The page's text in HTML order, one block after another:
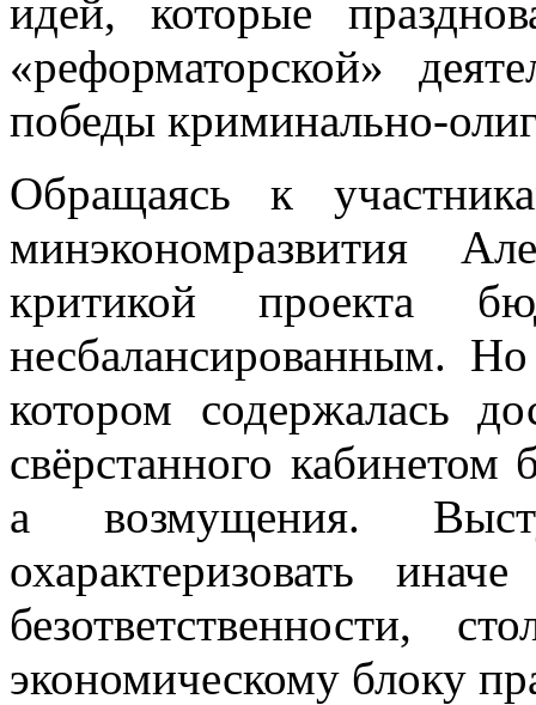
идей, которые
«реформаторской»
победы криминально-
Обращаясь к
минэкономразвития
критикой проекта
несбалансированным.
котором содержалась
свёрстанного
а возмущения.
охарактеризовать
безответственности,
экономическому блоку